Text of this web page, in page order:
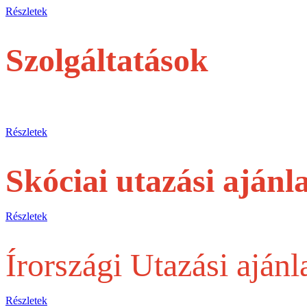
Részletek
Szolgáltatások
Részletek
Skóciai utazási
Részletek
Írországi Utazási
Részletek